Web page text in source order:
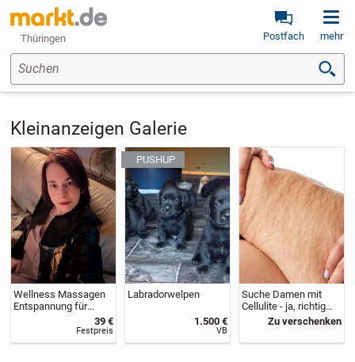
Thüringen Postfach mehr
Suchen
Kleinanzeigen Galerie
Wellness Massagen
Entspannung für
Körper, Geist &Seele39 €
Festpreis
Labradorwelpen
1.500 €
VB
Suche Damen mit
Cellulite - ja, richtig
gelesen!Zu verschenken